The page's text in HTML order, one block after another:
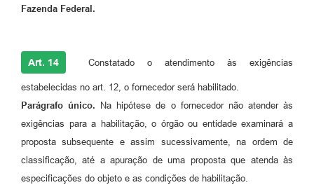
Fazenda Federal.
Art. 14 Constatado o atendimento às exigências
estabelecidas no art. 12, o fornecedor será habilitado.
Parágrafo único. Na hipótese de o fornecedor não atender às
exigências para a habilitação, o órgão ou entidade examinará a
proposta subsequente e assim sucessivamente, na ordem de
classificação, até a apuração de uma proposta que atenda às
especificações do objeto e as condições de habilitação.